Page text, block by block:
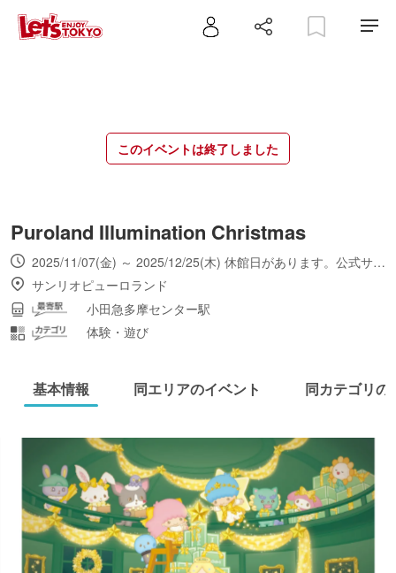
このイベントは終了しました
Puroland Illumination Christmas
2025/11/07(金) ～ 2025/12/25(木) 休館日があります。公式サイトよりご確認ください。
サンリオピューロランド
小田急多摩センター駅
体験・遊び
基本情報 同エリアのイベント 同カテゴリの